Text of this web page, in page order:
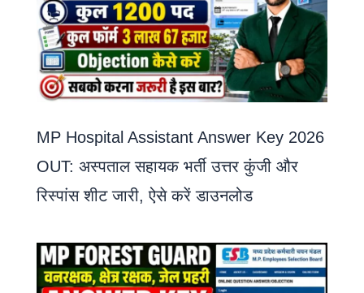
MP Hospital Assistant Answer Key 2026
OUT: अस्पताल सहायक भर्ती उत्तर कुंजी और
रिस्पांस शीट जारी, ऐसे करें डाउनलोड